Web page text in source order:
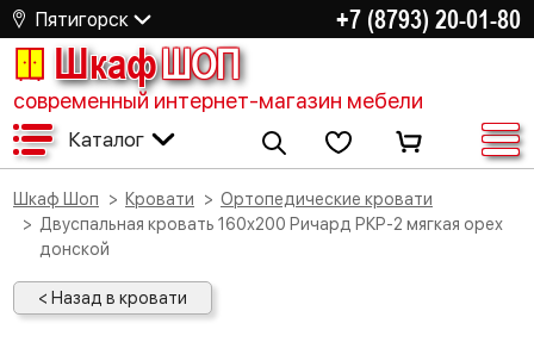
Пятигорск +7 (8793) 20-01-80
ШкафШОП
современный интернет-магазин мебели
Каталог
Шкаф Шоп Кровати
Ортопедические кровати
Двуспальная кровать 160х200 Ричард РКР-2 мягкая орех
донской
< Назад в кровати